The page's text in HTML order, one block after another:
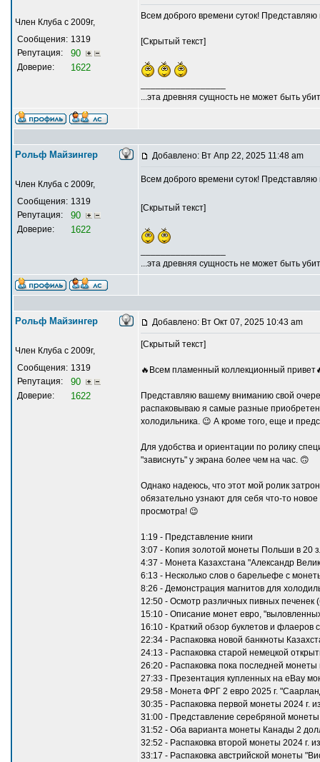
Член Клуба с 2009г,
Сообщения: 1319
Репутация:
90
Доверие: 1622
Всем доброго времени суток!
[Скрытый текст]
...эта древняя сущность не может быть
Рольф Майзингер
Член Клуба с 2009г,
Сообщения: 1319
Репутация:
90
Доверие: 1622
Добавлено: Вт Апр 22, 2025 11:48 am
Всем доброго времени суток!
[Скрытый текст]
...эта древняя сущность не может быть
Рольф Майзингер
Член Клуба с 2009г,
Сообщения: 1319
Репутация:
90
Доверие: 1622
Добавлено: Вт Окт 07, 2025 10:43 am
[Скрытый текст]
🔥Всем пламенный коллекционный
Представляю вашему вниманию свой
распаковываю я самые разные
холодильника. 😉 А кроме того, еще и
Для удобства и ориентации по ролику
"зависнуть" у экрана более чем на час. 🙃
Однако надеюсь, что этот мой ролик
обязательно узнают для себя что-то
просмотра! 😉
1:19 - Представление книги
3:07 - Копия золотой монеты Польши в 20
4:37 - Монета Казахстана "Александр
6:13 - Несколько слов о барельефе с
8:26 - Демонстрация магнитов для
12:50 - Осмотр различных пивных печенек
15:10 - Описание монет евро,
16:10 - Краткий обзор буклетов и
22:34 - Распаковка новой банкноты
24:13 - Распаковка старой немецкой
26:20 - Распаковка пока последней
27:33 - Презентация купленных на eBay
29:58 - Монета ФРГ 2 евро 2025 г.
30:35 - Распаковка первой монеты 2024 г.
31:00 - Представление серебряной
31:52 - Оба варианта монеты Канады 2
32:52 - Распаковка второй монеты 2024 г.
33:17 - Распаковка австрийской монеты